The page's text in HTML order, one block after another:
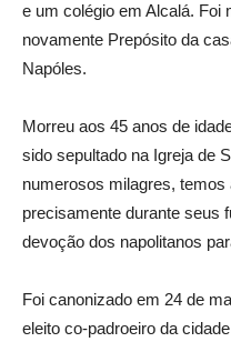
e um colégio em Alcalá. Foi
novamente Prepósito da
Napóles.
Morreu aos 45 anos de
sido sepultado na Igreja de
numerosos milagres, temos
precisamente durante seus
devoção dos napolitanos
Foi canonizado em 24 de
eleito co-padroeiro da